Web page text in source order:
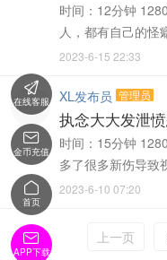
时间：12分钟
人，都有自己的怪
2023-6-15 22:33
XL发布员 管理员
执念大大发泄
时间：15分钟
多了很多新伤导致
2023-6-10 07:20
上一页

在线客服

金币充值

首页

APP下载